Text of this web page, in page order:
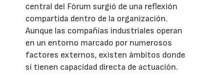
central del Fórum surgió de una reflexión
compartida dentro de la organización.
Aunque las compañías industriales operan
en un entorno marcado por numerosos
factores externos, existen ámbitos donde
sí tienen capacidad directa de actuación.